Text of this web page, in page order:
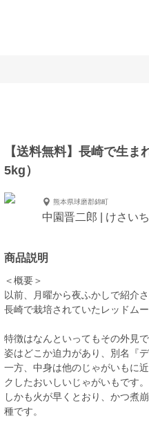
【送料無料】長崎で生
5kg）
熊本県球磨郡錦町
中園晋二郎 | けさい
商品説明
＜概要＞
以前、月曜から夜ふかしで紹介
長崎で栽培されていたレッドム
特徴はなんといってもその外見
姿はどこか迫力があり、別名『
一方、中身は他のじゃがいもに
クしたおいしいじゃがいもです。
しかも火が早くとおり、かつ煮
種です。